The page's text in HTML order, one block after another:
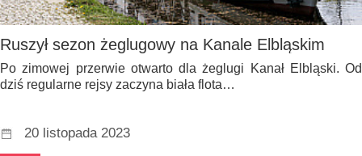
Ruszył sezon żeglugowy na Kanale Elbląskim
Po zimowej przerwie otwarto dla żeglugi Kanał Elbląski. Od
dziś regularne rejsy zaczyna biała flota…
20 listopada 2023